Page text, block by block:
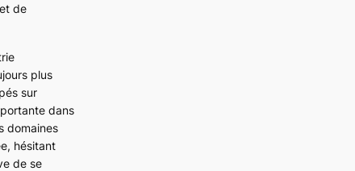
de
plus
sur
dans
domaines
hésitant
de se